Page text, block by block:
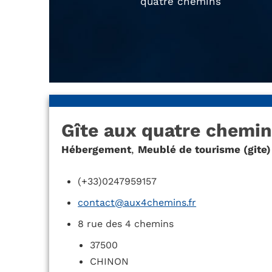
Gîte aux quatre
Hébergement, Meublé de tourisme (gite)
(+33)0247959157
contact@aux4chemins.fr
8 rue des 4 chemins
37500
CHINON